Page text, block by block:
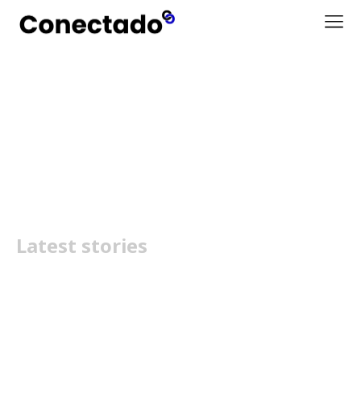
Latest stories